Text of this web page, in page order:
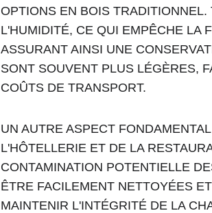
OPTIONS EN BOIS
L'HUMIDITÉ, CE QUI EMPÊCHE LA
ASSURANT AINSI UNE
SONT SOUVENT PLUS LÉGÈRES,
COÛTS DE TRANSPORT.
UN AUTRE ASPECT
L'HÔTELLERIE ET DE LA
CONTAMINATION POTENTIELLE
ÊTRE FACILEMENT NETTOYÉES
MAINTENIR L'INTÉGRITÉ DE LA